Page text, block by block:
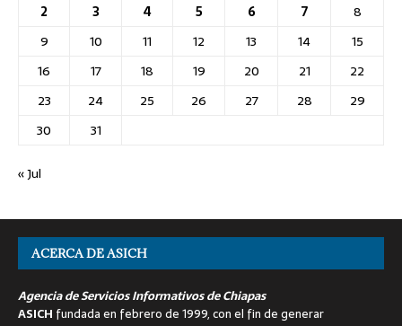
2
3 4 5 6 7
8
9
10 11 12 13 14
15
16
17 18 19 20 21
22
23
24 25 26 27 28
29
30
31
« Jul
ACERCA DE ASICH
Agencia de Servicios Informativos de Chiapas
ASICH fundada en febrero de 1999, con el fin de generar